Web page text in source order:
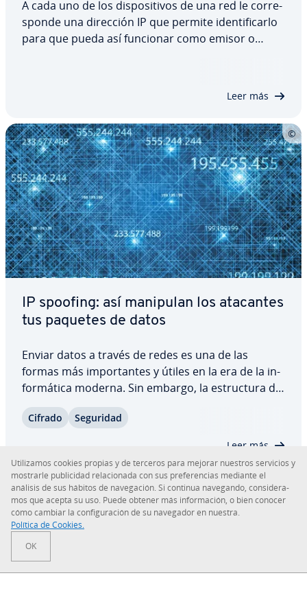
A cada uno de los di­s­po­si­ti­vos de una red le co­rre­
s­po­n­de una dirección IP que permite ide­n­ti­fi­car­lo
para que pueda así funcionar como emisor o
Leer más
IP spoofing: así manipulan los atacantes
tus paquetes de datos
Enviar datos a través de redes es una de las
formas más im­po­r­ta­n­tes y útiles en la era de la in­
fo­r­má­ti­ca moderna. Sin embargo, la es­tru­c­tu­ra de
mu­ni­ca­ción facilita a los cri­mi­na­les la labor de in­te­
Cifrado Seguridad
Leer más
Sobre IONOS
Sala de prensa
Uti­li­za­mos cookies propias y de terceros para mejorar nuestros servicios y
mostrarle pu­bli­ci­dad re­la­cio­na­da con sus pre­fe­re­n­cias mediante el
análisis de sus hábitos de na­ve­ga­ción. Si continua navegando, co­n­si­de­ra­
mos que acepta su uso. Puede obtener más in­fo­r­ma­ción, o bien conocer
cómo cambiar la co­n­fi­gu­ra­ción de su navegador en nuestra.
Política de Cookies.
OK